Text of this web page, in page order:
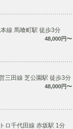
線 馬喰町駅 徒歩3分
48,000円〜
三田線 芝公園駅 徒歩3分
48,000円〜
ロ千代田線 赤坂駅 1分